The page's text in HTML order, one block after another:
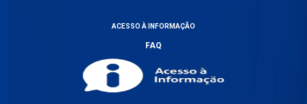
ACESSO À INFORMAÇÃO
FAQ